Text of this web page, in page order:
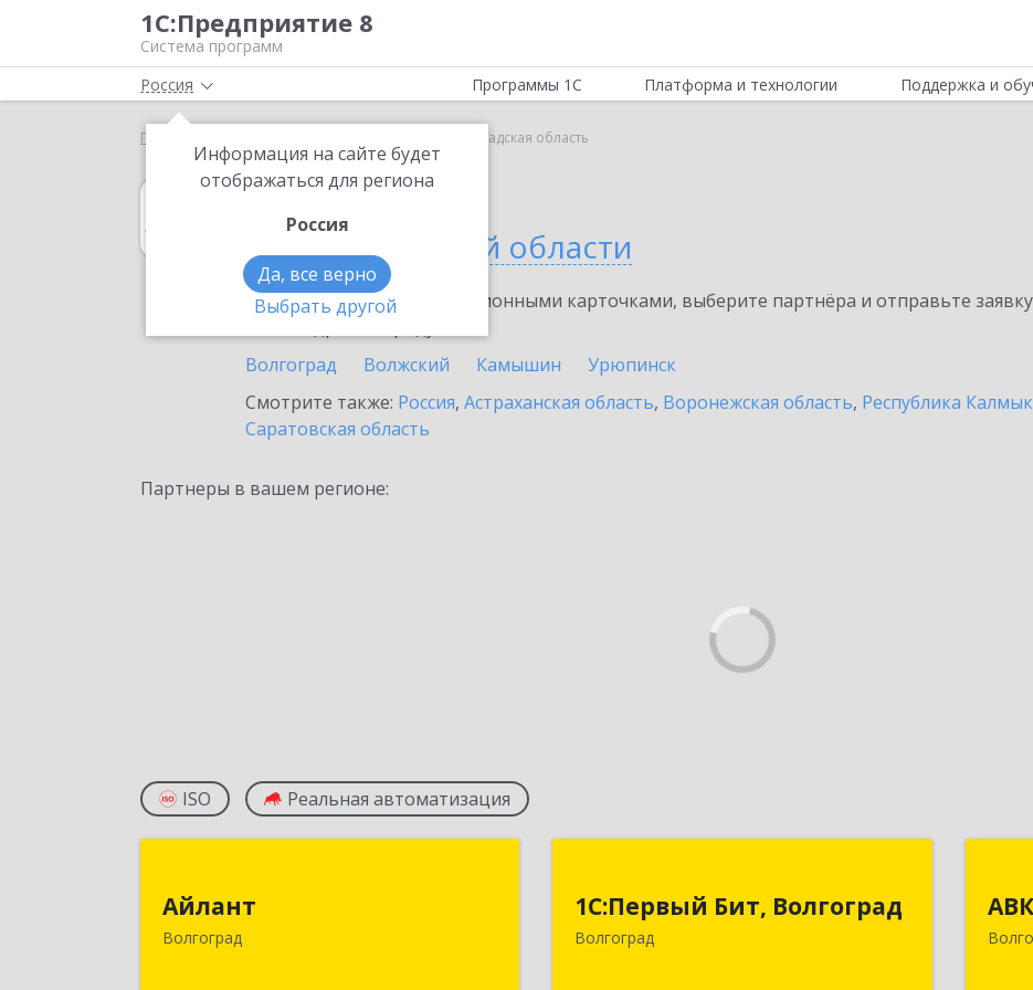
1С:Предприятие 8
Система программ
Россия
Информация на сайте будет
отображаться для региона
Россия
Да, все верно
Выбрать другой
Программы 1С Платформа и технологии Поддержка и
Главная Волгоградская область
1С:Архив
в Волгоградской области
Ознакомьтесь с информационными карточками, выберите партнёра и отправьте
Волгоград
Волжский Камышин
Урюпинск
Смотрите также: Россия, Астраханская область, Воронежская область, Республика
Саратовская область
Партнеры в вашем регионе:
ISO Реальная автоматизация
Айлант
Волгоград
г, им Канунникова ул, дом № 11А
1С:Первый Бит, Волгоград
Волгоград
400005, Волгоградская обл, Волгоград
г, 7-й Гвардейской ул, дом № 12